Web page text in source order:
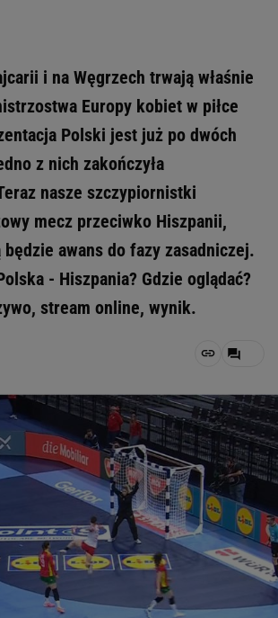
i na Węgrzech trwają właśnie
Europy kobiet w piłce
Polski jest już po dwóch
z nich zakończyła
nasze szczypiornistki
mecz przeciwko Hiszpanii,
awans do fazy zasadniczej.
- Hiszpania? Gdzie oglądać?
stream online, wynik.